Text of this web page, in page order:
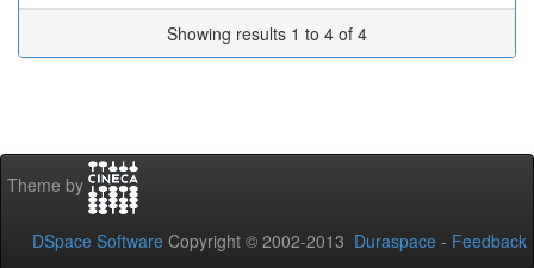
Showing results 1 to 4 of 4
Theme by
DSpace Software Copyright © 2002-2013 Duraspace - Feedback